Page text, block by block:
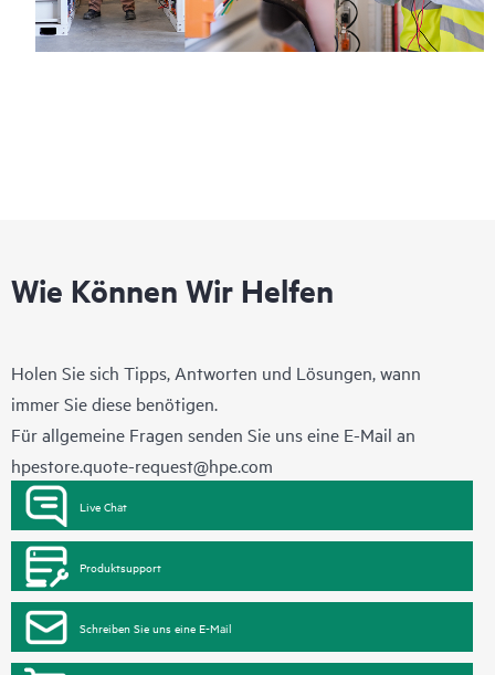
Wie Können Wir Helfen
Holen Sie sich Tipps, Antworten und Lösungen, wann
immer Sie diese benötigen.
Für allgemeine Fragen senden Sie uns eine E-Mail an
hpestore.quote-request@hpe.com
Live Chat
Produktsupport
Schreiben Sie uns eine E-Mail